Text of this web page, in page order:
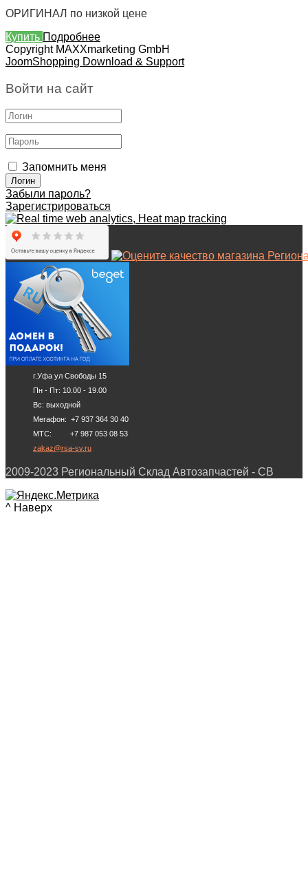
ОРИГИНАЛ по низкой цене
Купить Подробнее
Copyright MAXXmarketing GmbH
JoomShopping Download & Support
Войти на сайт
Запомнить меня
Забыли пароль?
Зарегистрироваться
г.Уфа ул Свободы 15
Пн - Пт: 10.00 - 19.00
Вс: выходной
Мегафон: +7 937 364 30 40
МТС: +7 987 053 08 53
zakaz@rsa-sv.ru
2009-2023 Региональный Склад Автозапчастей - СВ
^ Наверх